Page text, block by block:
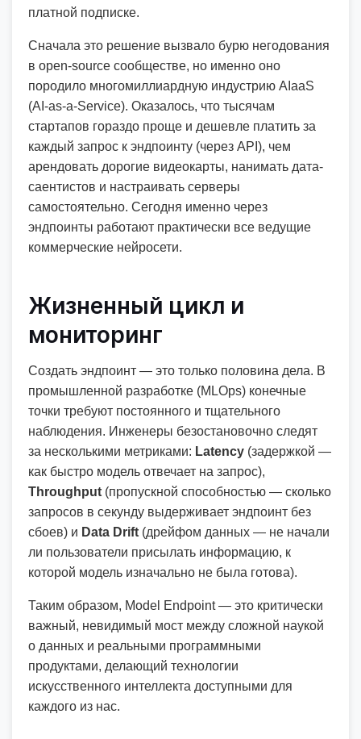
платной подписке.
Сначала это решение вызвало бурю негодования
в open-source сообществе, но именно оно
породило многомиллиардную индустрию AIaaS
(AI-as-a-Service). Оказалось, что тысячам
стартапов гораздо проще и дешевле платить за
каждый запрос к эндпоинту (через API), чем
арендовать дорогие видеокарты, нанимать дата-
саентистов и настраивать серверы
самостоятельно. Сегодня именно через
эндпоинты работают практически все ведущие
коммерческие нейросети.
Жизненный цикл и
мониторинг
Создать эндпоинт — это только половина дела. В
промышленной разработке (MLOps) конечные
точки требуют постоянного и тщательного
наблюдения. Инженеры безостановочно следят
за несколькими метриками: Latency (задержкой —
как быстро модель отвечает на запрос),
Throughput (пропускной способностью — сколько
запросов в секунду выдерживает эндпоинт без
сбоев) и Data Drift (дрейфом данных — не начали
ли пользователи присылать информацию, к
которой модель изначально не была готова).
Таким образом, Model Endpoint — это критически
важный, невидимый мост между сложной наукой
о данных и реальными программными
продуктами, делающий технологии
искусственного интеллекта доступными для
каждого из нас.